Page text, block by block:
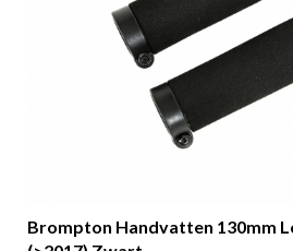
Brompton Handvatten 130mm